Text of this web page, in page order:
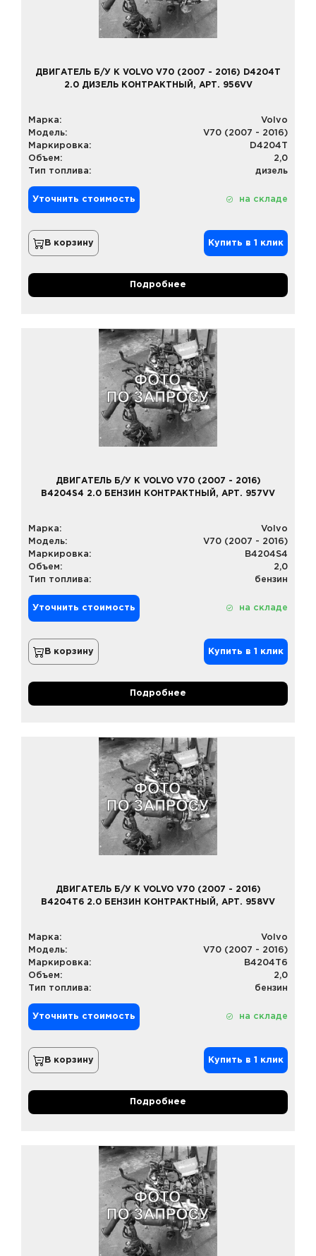
ДВИГАТЕЛЬ Б/У К VOLVO V70 (2007 - 2016) D4204T
2.0 ДИЗЕЛЬ КОНТРАКТНЫЙ, АРТ. 956VV
Марка:
Volvo
Модель:
V70 (2007 - 2016)
Маркировка:
D4204T
Объем:
2,0
Тип топлива:
дизель
Уточнить стоимость на складе
В корзину Купить в 1 клик
Подробнее
ДВИГАТЕЛЬ Б/У К VOLVO V70 (2007 - 2016)
B4204S4 2.0 БЕНЗИН КОНТРАКТНЫЙ, АРТ. 957VV
Марка:
Volvo
Модель:
V70 (2007 - 2016)
Маркировка:
B4204S4
Объем:
2,0
Тип топлива:
бензин
Уточнить стоимость на складе
В корзину Купить в 1 клик
Подробнее
ДВИГАТЕЛЬ Б/У К VOLVO V70 (2007 - 2016)
B4204T6 2.0 БЕНЗИН КОНТРАКТНЫЙ, АРТ. 958VV
Марка:
Volvo
Модель:
V70 (2007 - 2016)
Маркировка:
B4204T6
Объем:
2,0
Тип топлива:
бензин
Уточнить стоимость на складе
В корзину Купить в 1 клик
Подробнее